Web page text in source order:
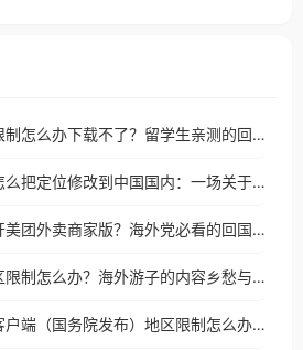
海外看电视地区限制怎么办下载不了？留学生亲测的回国加速方案（附2026世界杯观赛技巧）
在菲律宾用陌陌怎么把定位修改到中国国内：一场关于归属感与连接的探索
比利时怎么打不开美团外卖商家版？海外党必看的回国加速全攻略
时刻新闻国外地区限制怎么办？海外游子的内容乡愁与破局之路
在美国用国务院客户端（国务院发布）地区限制怎么办？3步解决海外看国内内容难题